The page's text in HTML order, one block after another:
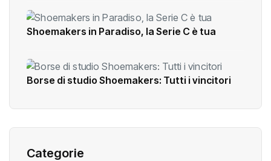
Shoemakers in Paradiso, la Serie C è tua
Borse di studio Shoemakers: Tutti i vincitori
Categorie